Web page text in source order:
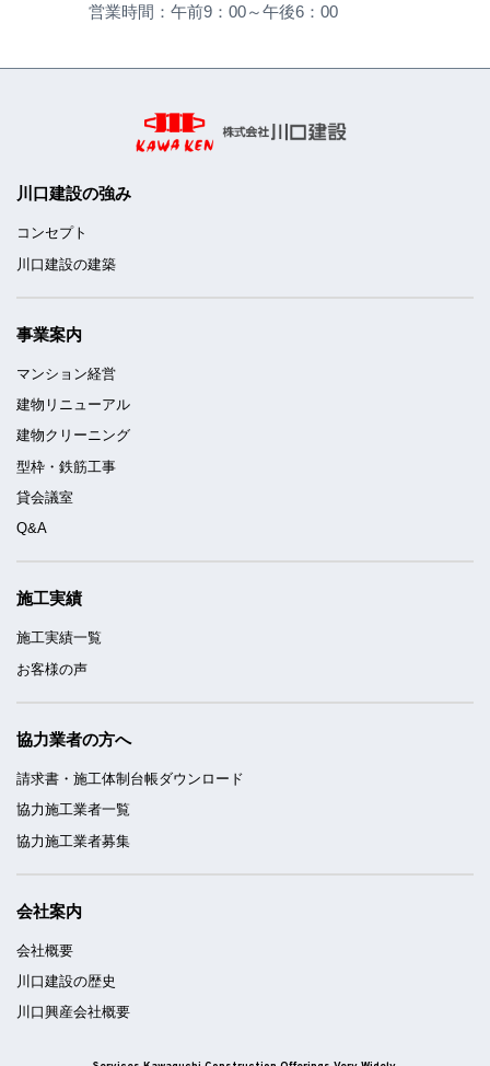
営業時間：午前9：00～午後6：00
川口建設の強み
コンセプト
川口建設の建築
事業案内
マンション経営
建物リニューアル
建物クリーニング
型枠・鉄筋工事
貸会議室
Q&A
施工実績
施工実績一覧
お客様の声
協力業者の方へ
請求書・施工体制台帳ダウンロード
協力施工業者一覧
協力施工業者募集
会社案内
会社概要
川口建設の歴史
川口興産会社概要